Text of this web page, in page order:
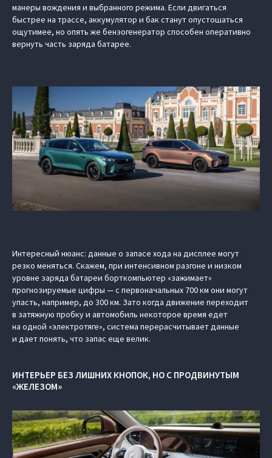
манеры вождения и выбранного режима. Если двигаться
быстрее на трассе, аккумулятор и бак станут опустошаться
ощутимее, но опять же бензогенератор способен оперативно
вернуть часть заряда батарее.
Интересный нюанс: данные о запасе хода на дисплее могут
резко меняться. Скажем, при интенсивном разгоне и низком
уровне заряда батареи борткомпьютер «зажимает»
прогнозируемые цифры — с первоначальных 700 км они могут
упасть, например, до 300 км. Зато когда движение переходит
в затяжную пробку и автомобиль некоторое время едет
на одной «электротяге», система перерасчитывает данные
и дает понять, что запас еще велик.
ИНТЕРЬЕР БЕЗ ЛИШНИХ КНОПОК, НО С ПРОДВИНУТЫМ
«ЖЕЛЕЗОМ»